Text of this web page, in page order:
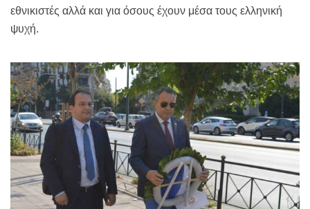
εθνικιστές αλλά και για όσους έχουν μέσα τους ελληνική
ψυχή.